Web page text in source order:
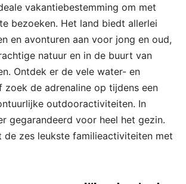
vakantiebestemming om met
bezoeken. Het land biedt allerlei
en avonturen aan voor jong en oud,
natuur en in de buurt van
Ontdek er de vele water- en
zoek de adrenaline op tijdens een
outdooractiviteiten. In
gegarandeerd voor heel het gezin.
de zes leukste familieactiviteiten met